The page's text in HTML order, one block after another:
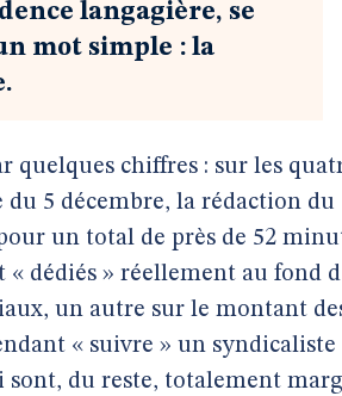
langagière, se
mot simple : la
quelques chiffres : sur les
du 5 décembre, la rédaction du
un total de près de 52
« dédiés » réellement au fond
un autre sur le montant
« suivre » un
sont, du reste, totalement